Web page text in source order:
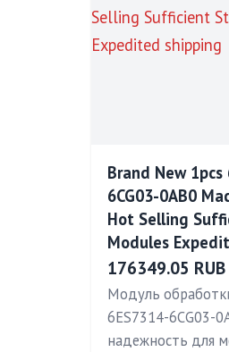
Brand New 1pcs
6CG03-0AB0
Hot Selling
Modules
176349.05 RUB
Модуль
6ES7314-6CG03-
надежность для